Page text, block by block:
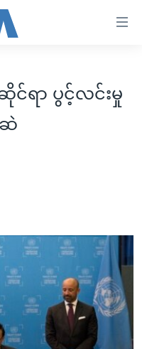
င်ရာ ပွင့်လင်းမှု
ဆဲ